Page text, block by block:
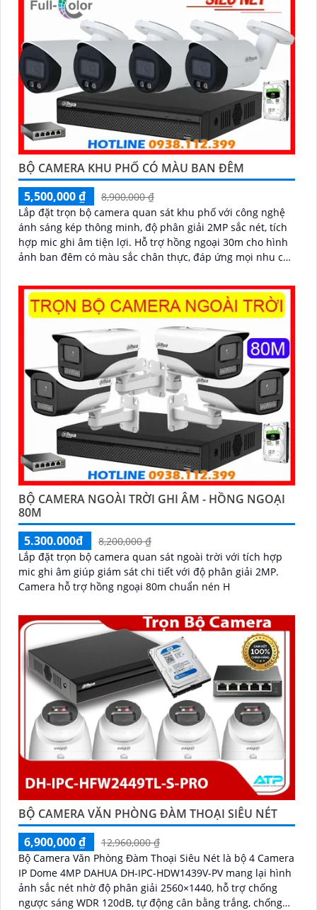
BỘ CAMERA KHU PHỐ CÓ MÀU BAN ĐÊM
5,500,000 ₫
8,900,000 ₫
Lắp đặt trọn bộ camera quan sát khu phố với công nghệ
ánh sáng kép thông minh, độ phân giải 2MP sắc nét, tích
hợp mic ghi âm tiện lợi. Hỗ trợ hồng ngoại 30m cho hình
ảnh ban đêm có màu sắc chân thực, đáp ứng mọi nhu cầu
BỘ CAMERA NGOÀI TRỜI GHI ÂM - HỒNG NGOẠI
80M
5.300.000đ
8,200,000 ₫
Lắp đặt trọn bộ camera quan sát ngoài trời với tích hợp
mic ghi âm giúp giám sát chi tiết với độ phân giải 2MP.
Camera hỗ trợ hồng ngoại 80m chuẩn nén H
BỘ CAMERA VĂN PHÒNG ĐÀM THOẠI SIÊU NÉT
6,900,000 ₫
12,960,000 ₫
Bộ Camera Văn Phòng Đàm Thoại Siêu Nét là bộ 4 Camera
IP Dome 4MP DAHUA DH-IPC-HDW1439V-PV mang lại hình
ảnh sắc nét nhờ độ phân giải 2560×1440, hỗ trợ chống
ngược sáng WDR 120dB, tự động cân bằng trắng, chống